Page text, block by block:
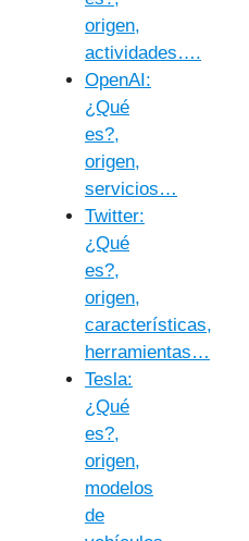
origen,
actividades….
OpenAI:
¿Qué
es?,
origen,
servicios…
Twitter:
¿Qué
es?,
origen,
características,
herramientas…
Tesla:
¿Qué
es?,
origen,
modelos
de